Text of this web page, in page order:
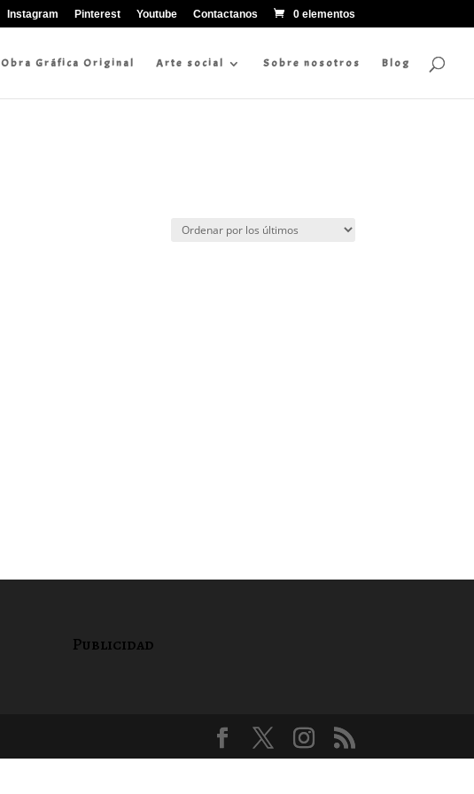
Instagram Pinterest Youtube Contactanos 0 elementos
Obra Gráfica Original Arte social Sobre nosotros Blog
Publicidad